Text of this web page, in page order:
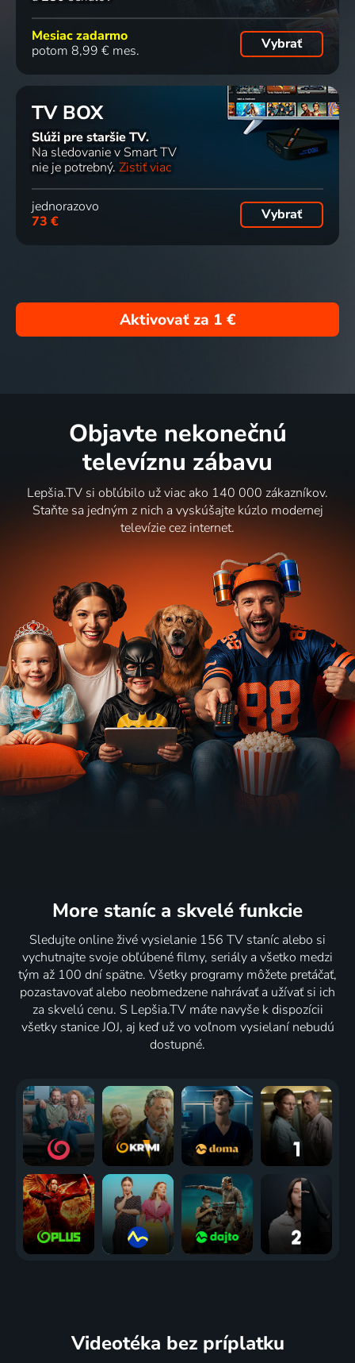
Mesiac zadarmo
potom 8,99 € mes.
Vybrať
TV BOX
Slúži pre staršie TV.
Na sledovanie v Smart TV
nie je potrebný. Zistiť viac
jednorazovo
73 €
Vybrať
Aktivovať za 1 €
Objavte nekonečnú
televíznu zábavu
Lepšia.TV si obľúbilo už viac ako 140 000 zákazníkov.
Staňte sa jedným z nich a vyskúšajte kúzlo modernej
televízie cez internet.
More staníc a skvelé funkcie
Sledujte online živé vysielanie 156 TV staníc alebo si
vychutnajte svoje obľúbené filmy, seriály a všetko medzi
tým až 100 dní spätne. Všetky programy môžete pretáčať,
pozastavovať alebo neobmedzene nahrávať a užívať si ich
za skvelú cenu. S Lepšia.TV máte navyše k dispozícii
všetky stanice JOJ, aj keď už vo voľnom vysielaní nebudú
dostupné.
Videotéka bez príplatku